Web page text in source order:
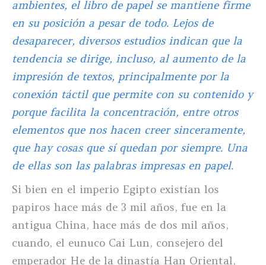
ambientes, el libro de papel se mantiene firme
en su posición a pesar de todo. Lejos de
desaparecer, diversos estudios indican que la
tendencia se dirige, incluso, al aumento de la
impresión de textos, principalmente por la
conexión táctil que permite con su contenido y
porque facilita la concentración, entre otros
elementos que nos hacen creer sinceramente,
que hay cosas que sí quedan por siempre. Una
de ellas son las palabras impresas en papel.
Si bien en el imperio Egipto existían los
papiros hace más de 3 mil años, fue en la
antigua China, hace más de dos mil años,
cuando, el eunuco Cai Lun, consejero del
emperador He de la dinastía Han Oriental,